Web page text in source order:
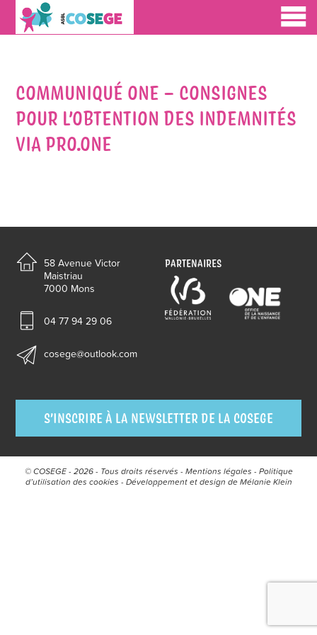
COMMUNIQUÉ ONE – CONSIGNES
POUR L’OBTENTION DES INDEMNITÉS
VIA PRO.ONE
58 Avenue Victor
Maistriau
7000 Mons
04 77 94 29 06
cosege@outlook.com
PARTENAIRES
S’INSCRIRE À LA NEWSLETTER DE LA COSEGE
© COSEGE - 2026 - Tous droits réservés - Mentions légales - Politique
d’utilisation des cookies - Développement et design deMélanie Klein